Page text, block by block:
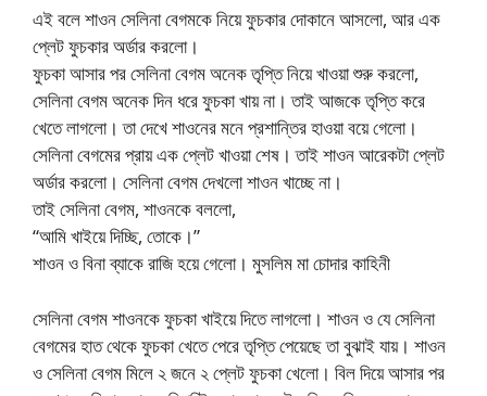
এই বলে শাওন সেলিনা বেগমকে নিয়ে ফুচকার দোকানে আসলো, আর এক
প্লেট ফুচকার অর্ডার করলো।
ফুচকা আসার পর সেলিনা বেগম অনেক তৃপ্তি নিয়ে খাওয়া শুরু করলো,
সেলিনা বেগম অনেক দিন ধরে ফুচকা খায় না। তাই আজকে তৃপ্তি করে
খেতে লাগলো। তা দেখে শাওনের মনে প্রশান্তির হাওয়া বয়ে গেলো।
সেলিনা বেগমের প্রায় এক প্লেট খাওয়া শেষ। তাই শাওন আরেকটা প্লেট
অর্ডার করলো। সেলিনা বেগম দেখলো শাওন খাচ্ছে না।
তাই সেলিনা বেগম, শাওনকে বললো,
“আমি খাইয়ে দিচ্ছি, তোকে।”
শাওন ও বিনা ব্যাকে রাজি হয়ে গেলো। মুসলিম মা চোদার কাহিনী
সেলিনা বেগম শাওনকে ফুচকা খাইয়ে দিতে লাগলো। শাওন ও যে সেলিনা
বেগমের হাত থেকে ফুচকা খেতে পেরে তৃপ্তি পেয়েছে তা বুঝাই যায়। শাওন
ও সেলিনা বেগম মিলে ২ জনে ২ প্লেট ফুচকা খেলো। বিল দিয়ে আসার পর